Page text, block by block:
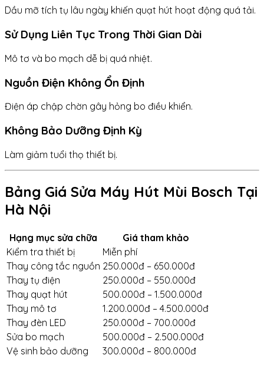
Dầu mỡ tích tụ lâu ngày khiến quạt hút hoạt động quá tải.
Sử Dụng Liên Tục Trong Thời Gian Dài
Mô tơ và bo mạch dễ bị quá nhiệt.
Nguồn Điện Không Ổn Định
Điện áp chập chờn gây hỏng bo điều khiển.
Không Bảo Dưỡng Định Kỳ
Làm giảm tuổi thọ thiết bị.
Bảng Giá Sửa Máy Hút Mùi Bosch Tại
Hà Nội
Hạng mục sửa chữa
Giá tham khảo
Kiểm tra thiết bị
Miễn phí
Thay công tắc nguồn 250.000đ – 650.000đ
Thay tụ điện
250.000đ – 550.000đ
Thay quạt hút
500.000đ – 1.500.000đ
Thay mô tơ
1.200.000đ – 4.500.000đ
Thay đèn LED
250.000đ – 700.000đ
Sửa bo mạch
500.000đ – 2.500.000đ
Vệ sinh bảo dưỡng
300.000đ – 800.000đ